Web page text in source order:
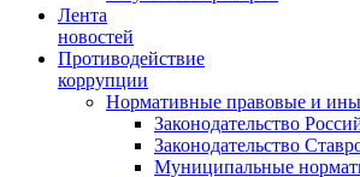
Лента
новостей
Противодействие
коррупции
Нормативные правовые и
Законодательство
Законодательство
Муниципальные